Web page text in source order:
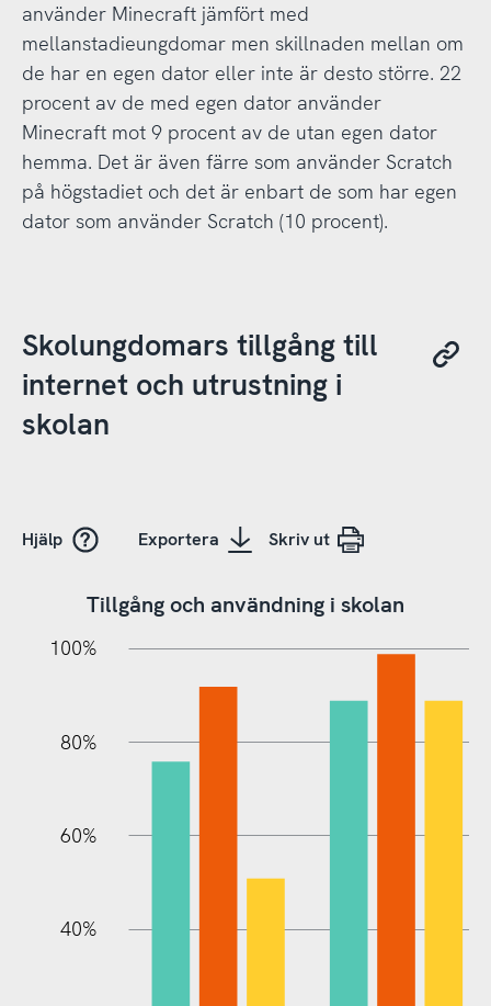
använder Minecraft jämfört med
mellanstadieungdomar men skillnaden mellan om
de har en egen dator eller inte är desto större. 22
procent av de med egen dator använder
Minecraft mot 9 procent av de utan egen dator
hemma. Det är även färre som använder Scratch
på högstadiet och det är enbart de som har egen
dator som använder Scratch (10 procent).
Skolungdomars tillgång till
internet och utrustning i
skolan
Hjälp Exportera Skriv ut
Tillgång och användning i skolan
100%
80%
60%
40%